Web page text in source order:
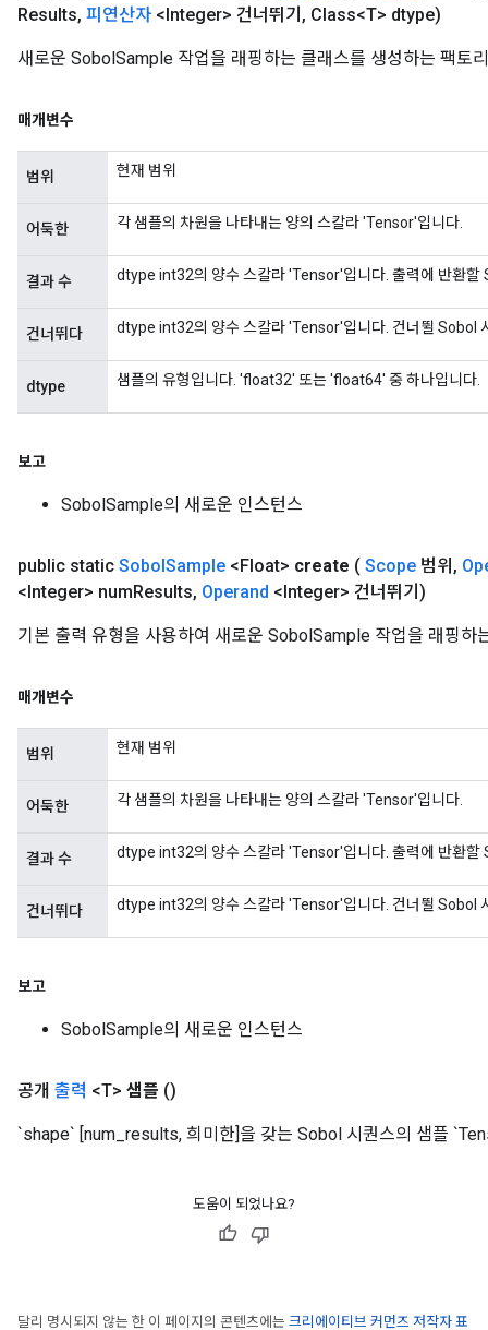
Results, 피연산자 <Integer> 건너뛰기 , Class<T> dtype)
새로운 SobolSample 작업을 래핑하는 클래스를 생성하는 팩토
매개변수
범위 현재 범위
어둑한 각 샘플의 차원을 나타내는 양의 스칼라 'Tensor'입니다.
결과 수 dtype int32의 양수 스칼라 'Tensor'입니다. 출력에 반환할
건너뛰다 dtype int32의 양수 스칼라 'Tensor'입니다. 건너뛸 Sobol
dtype 샘플의 유형입니다. 'float32' 또는 'float64' 중 하나입니다.
보고
SobolSample의 새로운 인스턴스
public static SobolSample <Float> create ( Scope 범위 ,
<Integer> numResults, Operand <Integer> 건너뛰기)
기본 출력 유형을 사용하여 새로운 SobolSample 작업을 래핑하
매개변수
범위 현재 범위
어둑한 각 샘플의 차원을 나타내는 양의 스칼라 'Tensor'입니다.
결과 수 dtype int32의 양수 스칼라 'Tensor'입니다. 출력에 반환할
건너뛰다 dtype int32의 양수 스칼라 'Tensor'입니다. 건너뛸 Sobol
보고
SobolSample의 새로운 인스턴스
공개 출력 <T> 샘플 ()
`shape` [num_results, 희미한]을 갖는 Sobol 시퀀스의 샘플
도움이 되었나요?
달리 명시되지 않는 한 이 페이지의 콘텐츠에는 크리에이티브 커먼즈 저작자 표